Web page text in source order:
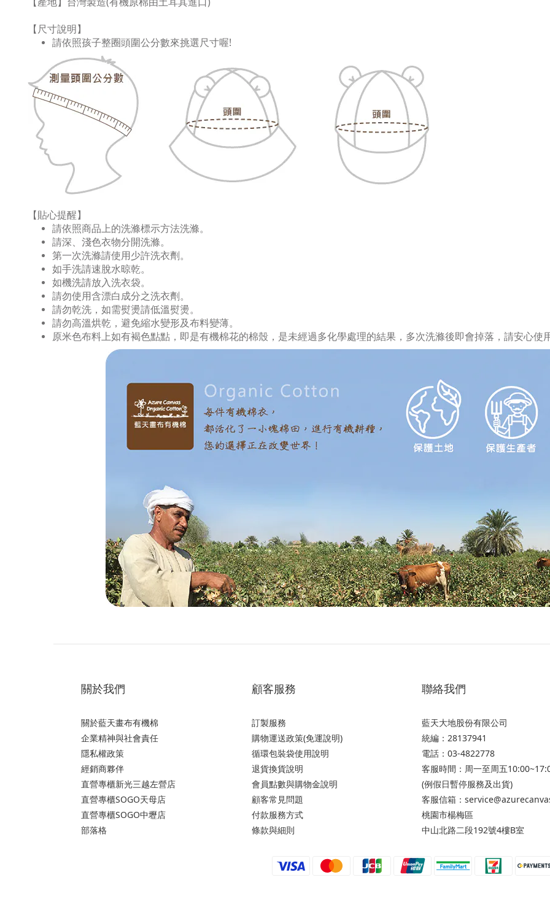
【尺寸說明】
請依照孩子整圈頭圍公分數來挑選尺寸喔!
【貼心提醒】
請依照商品上的洗滌標示方法洗滌。
請深、淺色衣物分開洗滌。
第一次洗滌請使用少許洗衣劑。
如手洗請速脫水晾乾。
如機洗請放入洗衣袋。
請勿使用含漂白成分之洗衣劑。
請勿乾洗，如需熨燙請低溫熨燙。
請勿高溫烘乾，避免縮水變形及布料變薄。
原米色布料上如有褐色點點，即是有機棉花的棉殼，是未經過多化學處理的結果，多次洗滌後即會掉落，請安心使
關於我們
關於藍天畫布有機棉
企業精神與社會責任
隱私權政策
經銷商夥伴
直營專櫃新光三越左營店
直營專櫃SOGO天母店
直營專櫃SOGO中壢店
部落格
顧客服務
訂製服務
購物運送政策(免運說明)
循環包裝袋使用說明
退貨換貨說明
會員點數與購物金說明
顧客常見問題
付款服務方式
條款與細則
聯絡我們
藍天大地股份有限公司
統編：28137941
電話：03-4822778
客服時間：周一至周五
(例假日暫停服務及出貨)
客服信箱：
桃園市楊梅區
中山北路二段192號4樓B室